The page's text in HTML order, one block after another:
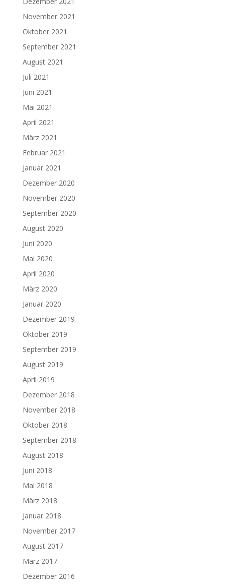
November 2021
Oktober 2021
September 2021
August 2021
Juli 2021
Juni 2021
Mai 2021
April 2021
März 2021
Februar 2021
Januar 2021
Dezember 2020
November 2020
September 2020
August 2020
Juni 2020
Mai 2020
April 2020
März 2020
Januar 2020
Dezember 2019
Oktober 2019
September 2019
August 2019
April 2019
Dezember 2018
November 2018
Oktober 2018
September 2018
August 2018
Juni 2018
Mai 2018
März 2018
Januar 2018
November 2017
August 2017
März 2017
Dezember 2016